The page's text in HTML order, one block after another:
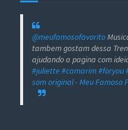
@meufamosofavorito
tambem gostam dessa
ajudando a pagina com
#juliette#camarim#foryou
som original - Meu Famoso